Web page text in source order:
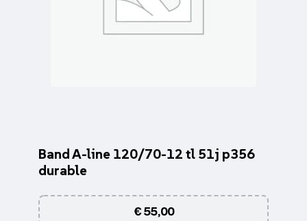
Band A-line 120/70-12 tl 51j p356
durable
€55,00